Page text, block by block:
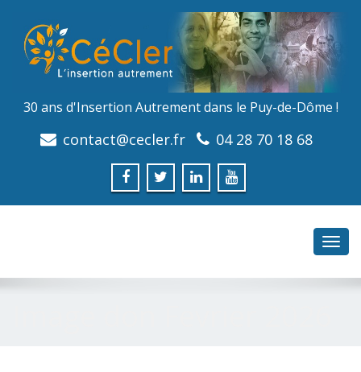
30 ans d'Insertion Autrement dans le Puy-de-Dôme !
contact@cecler.fr 04 28 70 18 68